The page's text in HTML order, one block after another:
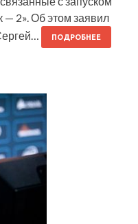
— 2». Об этом заявил
ПОДРОБНЕЕ